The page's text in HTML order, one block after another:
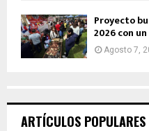
Proyecto
2026 con
Agosto 7,
ARTÍCULOS POPULARES